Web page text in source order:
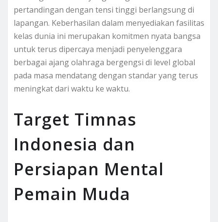
pertandingan dengan tensi tinggi berlangsung di
lapangan. Keberhasilan dalam menyediakan fasilitas
kelas dunia ini merupakan komitmen nyata bangsa
untuk terus dipercaya menjadi penyelenggara
berbagai ajang olahraga bergengsi di level global
pada masa mendatang dengan standar yang terus
meningkat dari waktu ke waktu.
Target Timnas
Indonesia dan
Persiapan Mental
Pemain Muda